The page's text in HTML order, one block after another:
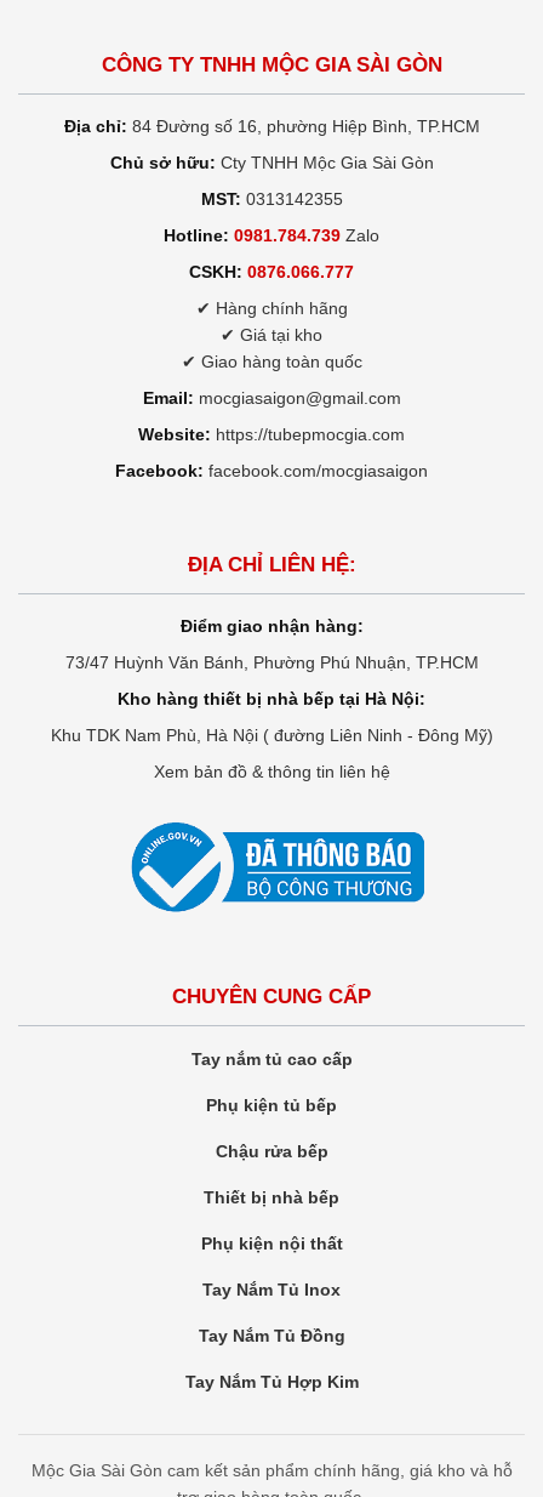
CÔNG TY TNHH MỘC GIA SÀI GÒN
Địa chỉ: 84 Đường số 16, phường Hiệp Bình, TP.HCM
Chủ sở hữu: Cty TNHH Mộc Gia Sài Gòn
MST: 0313142355
Hotline: 0981.784.739 Zalo
CSKH: 0876.066.777
✔ Hàng chính hãng
✔ Giá tại kho
✔ Giao hàng toàn quốc
Email: mocgiasaigon@gmail.com
Website: https://tubepmocgia.com
Facebook: facebook.com/mocgiasaigon
ĐỊA CHỈ LIÊN HỆ:
Điểm giao nhận hàng:
73/47 Huỳnh Văn Bánh, Phường Phú Nhuận, TP.HCM
Kho hàng thiết bị nhà bếp tại Hà Nội:
Khu TDK Nam Phù, Hà Nội ( đường Liên Ninh - Đông Mỹ)
Xem bản đồ & thông tin liên hệ
CHUYÊN CUNG CẤP
Tay nắm tủ cao cấp
Phụ kiện tủ bếp
Chậu rửa bếp
Thiết bị nhà bếp
Phụ kiện nội thất
Tay Nắm Tủ Inox
Tay Nắm Tủ Đồng
Tay Nắm Tủ Hợp Kim
Mộc Gia Sài Gòn cam kết sản phẩm chính hãng, giá kho và hỗ